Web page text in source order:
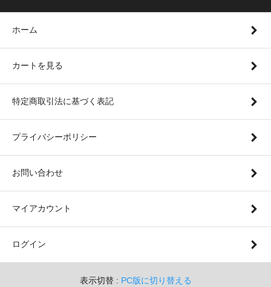
ホーム
カートを見る
特定商取引法に基づく表記
プライバシーポリシー
お問い合わせ
マイアカウント
ログイン
表示切替 : PC版に切り替える